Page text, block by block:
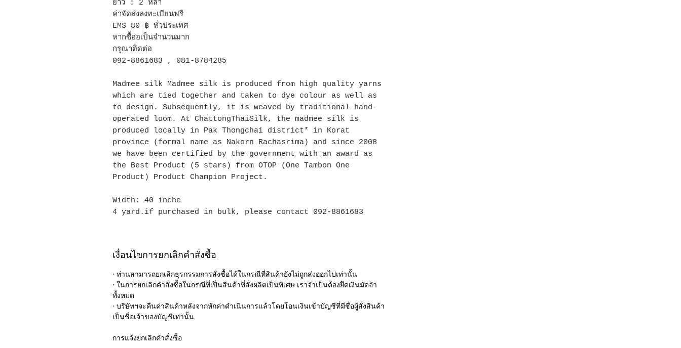
ยาว : 2 หลา
ค่าจัดส่งลงทะเบียนฟรี
EMS 80 ฿ ทั่วประเทศ
หากซื้ออเป็นจำนวนมาก
กรุณาติดต่อ
092-8861683 , 081-8784285
Madmee silk Madmee silk is produced from high quality yarns
which are tied together and taken to dye colour as well as
to design. Subsequently, it is weaved by traditional hand-
operated loom. At ChattongThaiSilk, the madmee silk is
produced locally in Pak Thongchai district* in Korat
province (formal name as Nakorn Rachasrima) and since 2008
we have been certified by the government with an award as
the Best Product (5 stars) from OTOP (One Tambon One
Product) Product Champion Project.
Width: 40 inche
4 yard.if purchased in bulk, please contact 092-8861683
เงื่อนไขการยกเลิกคำสั่งซื้อ
· ท่านสามารถยกเลิกธุรกรรมการสั่งซื้อได้ในกรณีที่สินค้ายังไม่ถูกส่งออกไปเท่านั้น
· ในการยกเลิกคำสั่งซื้อในกรณีที่เป็นสินค้าที่สั่งผลิตเป็นพิเศษ เราจำเป็นต้องยึดเงินมัดจำ
ทั้งหมด
· บริษัทฯจะคืนค่าสินค้าหลังจากหักค่าดำเนินการแล้วโดยโอนเงินเข้าบัญชีที่มีชื่อผู้สั่งสินค้า
เป็นชื่อเจ้าของบัญชีเท่านั้น
การแจ้งยกเลิกคำสั่งซื้อ